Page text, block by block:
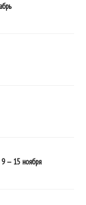
9 — 15 ноября